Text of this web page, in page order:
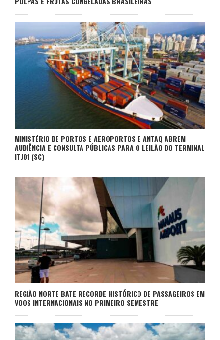
MINISTÉRIO DE PORTOS E AEROPORTOS E ANTAQ ABREM
AUDIÊNCIA E CONSULTA PÚBLICAS PARA O LEILÃO DO TERMINAL
ITJ01 (SC)
REGIÃO NORTE BATE RECORDE HISTÓRICO DE PASSAGEIROS EM
VOOS INTERNACIONAIS NO PRIMEIRO SEMESTRE